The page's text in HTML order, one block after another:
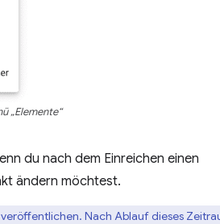
„Elemente“
du nach dem Einreichen einen
ändern möchtest.
veröffentlichen. Nach Ablauf dieses